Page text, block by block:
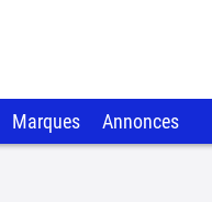
Marques Annonces